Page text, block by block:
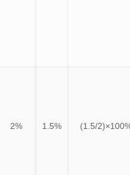
2% 1.5% (1.5/